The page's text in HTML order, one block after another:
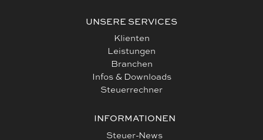
UNSERE SERVICES
Klienten
Leistungen
Branchen
Infos & Downloads
Steuerrechner
INFORMATIONEN
Steuer-News